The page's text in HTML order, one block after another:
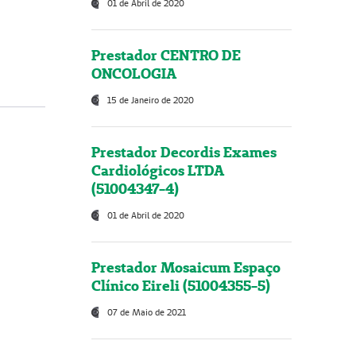
01 de Abril de 2020
Prestador CENTRO DE
ONCOLOGIA
15 de Janeiro de 2020
Prestador Decordis Exames
Cardiológicos LTDA
(51004347-4)
01 de Abril de 2020
Prestador Mosaicum Espaço
Clínico Eireli (51004355-5)
07 de Maio de 2021